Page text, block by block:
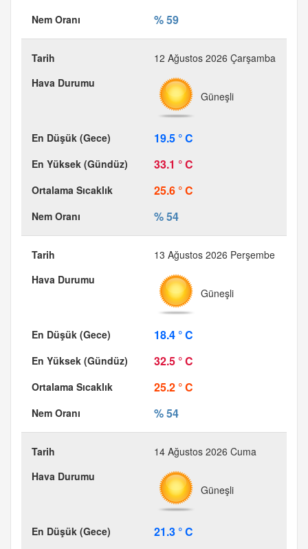
% 59
12 Ağustos 2026 Çarşamba
Güneşli
19.5 ° C
33.1 ° C
25.6 ° C
% 54
13 Ağustos 2026 Perşembe
Güneşli
18.4 ° C
32.5 ° C
25.2 ° C
% 54
14 Ağustos 2026 Cuma
Güneşli
21.3 ° C